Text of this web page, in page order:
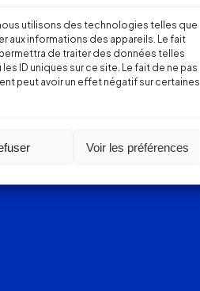
utilisons des technologies telles que
informations des appareils. Le fait
de traiter des données telles
ID uniques sur ce site. Le fait de ne pas
peut avoir un effet négatif sur certaines
Voir les préférences